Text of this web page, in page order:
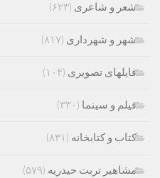
شعر و شاعری (۶۲۳)
شهر و شهرداری (۸۱۷)
فایلهای تصویری (۱۰۴)
فیلم و سینما (۳۳۰)
کتاب و کتابخانه (۸۳۱)
مشاهیر تربت حیدریه (۵۷۹)